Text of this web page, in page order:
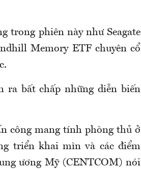
trong phiên này như Seagate
Memory ETF chuyêncổ
ra bất chấp những diễn biến
công mangtính phòng thủ ở
triển khaimìn và các điểm
ương Mỹ (CENTCOM) nói